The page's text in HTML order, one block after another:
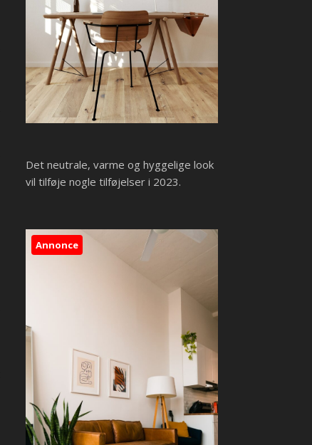
Det neutrale, varme og hyggelige look
vil tilføje nogle tilføjelser i 2023.
Annonce